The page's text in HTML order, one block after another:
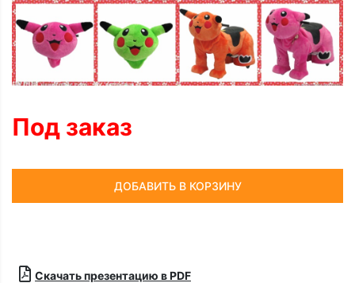
Под заказ
ДОБАВИТЬ В КОРЗИНУ
Скачать презентацию в PDF